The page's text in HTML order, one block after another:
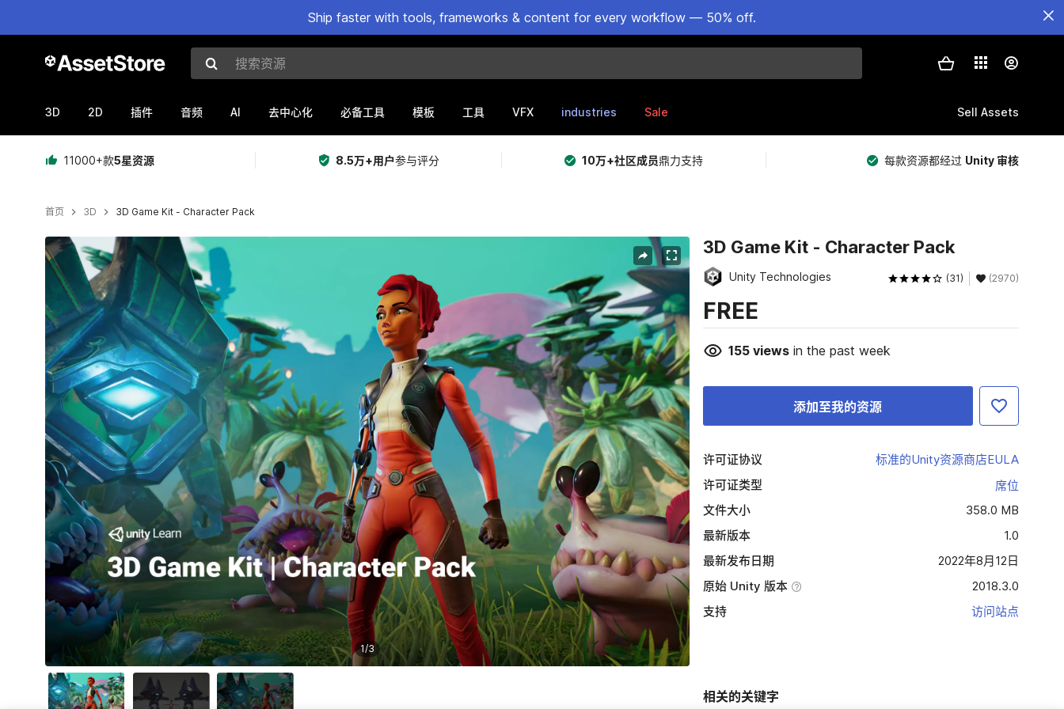
Ship faster with tools, frameworks & content for every workflow — 50% off.
搜索资源
3D 2D 插件 音频 AI 去中心化 必备工具 模板 工具 VFX industries Sale Sell Assets
11000+款5星资源 8.5万+用户参与评分 10万+社区成员鼎力支持 每款资源都经过 Unity 审核
首页 3D 3D Game Kit - Character Pack
当前幻灯片：1 / 3
1/3
3D Game Kit - Character Pack
Unity Technologies (31) (2970)
FREE
155viewsin the past week
添加至我的资源
许可证协议
标准的Unity资源商店EULA
许可证类型
席位
文件大小
358.0 MB
最新版本
1.0
最新发布日期
2022年8月12日
原始 Unity 版本
2018.3.0
支持
访问站点
相关的关键字